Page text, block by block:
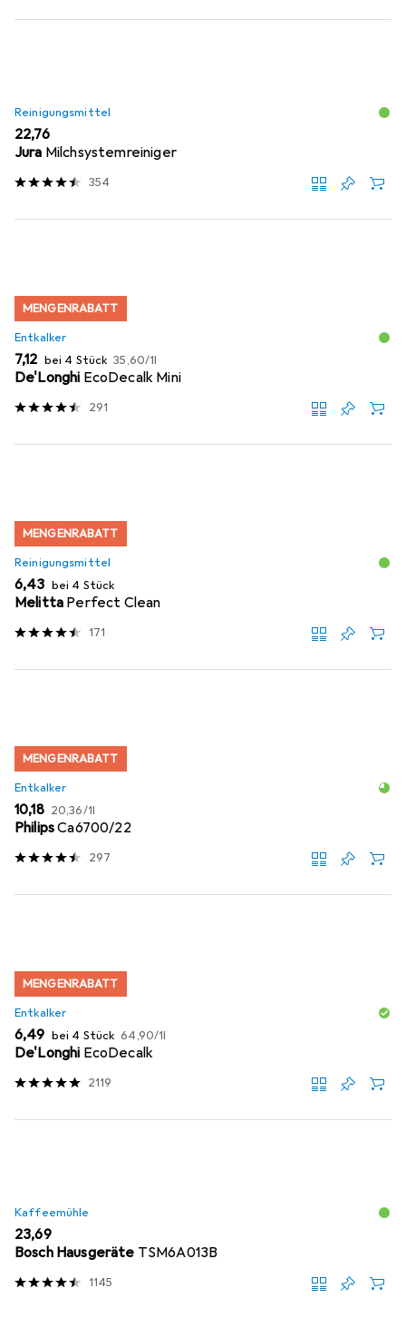
Reinigungsmittel
EUR
22,76
Jura Milchsystemreiniger
354
MENGENRABATT
Entkalker
EUR
7,12 bei 4 Stück EUR
35,60/1l
De'Longhi EcoDecalk Mini
291
MENGENRABATT
Reinigungsmittel
EUR
6,43 bei 4 Stück
Melitta Perfect Clean
171
MENGENRABATT
Entkalker
EUR
10,18 EUR
20,36/1l
PhilipsCa6700/22
297
MENGENRABATT
Entkalker
EUR
6,49 bei 4 Stück EUR
64,90/1l
De'Longhi EcoDecalk
2119
Kaffeemühle
EUR
23,69
Bosch Hausgeräte TSM6A013B
1145